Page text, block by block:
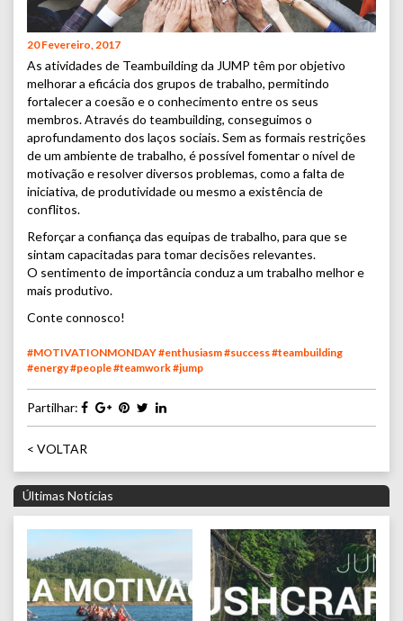
20 Fevereiro, 2017
As atividades de Teambuilding da JUMP têm por objetivo
melhorar a eficácia dos grupos de trabalho, permitindo
fortalecer a coesão e o conhecimento entre os seus
membros. Através do teambuilding, conseguimos o
aprofundamento dos laços sociais. Sem as formais restrições
de um ambiente de trabalho, é possível fomentar o nível de
motivação e resolver diversos problemas, como a falta de
iniciativa, de produtividade ou mesmo a existência de
conflitos.
Reforçar a confiança das equipas de trabalho, para que se
sintam capacitadas para tomar decisões relevantes.
O sentimento de importância conduz a um trabalho melhor e
mais produtivo.
Conte connosco!
#MOTIVATIONMONDAY #enthusiasm #success #teambuilding
#energy #people #teamwork #jump
Partilhar:
< VOLTAR
Últimas Notícias